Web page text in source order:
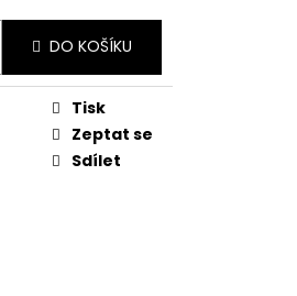
DO KOŠÍKU
Tisk
Zeptat se
Sdílet